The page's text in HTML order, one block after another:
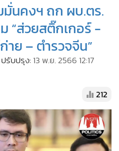
มั่นคงฯ ถก ผบ.ตร.
“ส่วยสติ๊กเกอร์ -
าย – ตำรวจจีน”
ปรับปรุง: 13 พ.ย. 2566 12:17
212